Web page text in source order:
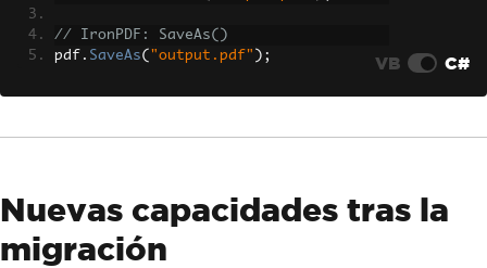
// IronPDF: SaveAs()
pdf . SaveAs( "output.pdf" ); VB C#
Nuevas capacidades tras la
migración